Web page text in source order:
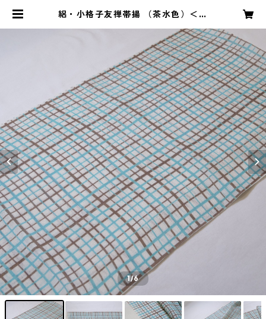
絽・小格子友禅帯揚 （茶水色）＜和
YUJIRO by 山口屋
1/6